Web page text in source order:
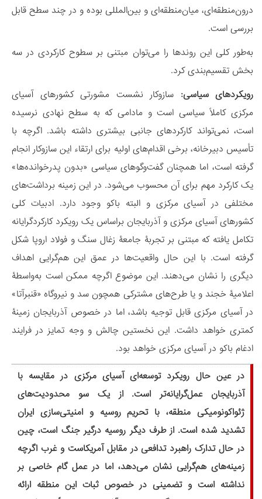
درون‌منطقه‌ای، میان‌منطقه‌ای و بین‌المللی بوده و در چند سطح قابل
بررسی است.
به‌طور کلی این روندها را می‌توان مبتنی بر سطوح کارکردی در سه
بخش تقسیم‌بندی کرد.
رویکردهای سیاسی: سازوکار نشست مشورتی کشورهای آسیای
مرکزی کاملاً سیاسی است و مادامی که به سطح نهادی نرسیده
است، نمی‌تواند کارکردهای جانبی بیشتری داشته باشد. اگرچه با
تأسیس دبیرخانه، برخی اقدام‌های اولیه برای ارتقاء این سازوکار انجام
گرفته است، اما همچنان گفت‌و‌گوهای سیاسی «بدون پدرخوانده‌ها»
یک کارکرد مهم برای آن محسوب می‌شود. در این زمینه برداشت‌های
مختلفی در آسیای مرکزی و البته باکو وجود دارد. ادبیات کلی
کشورهای آسیای مرکزی و آذربایجان براساس یک رویکرد کارکردگرایانه
تکامل ‌یافته که مبتنی بر تجربۀ جامعۀ زغال سنگ و فولاد اروپا شکل
گرفته است. با این حال واقعیت‌ها در عمق این هم‌گرایی اهداف
دیگری را نشان می‌دهند. این موضوع اگرچه ممکن است به‌واسطۀ
اعلامیۀ خجند و یا طرح‌های مشترکی همچون سد و نیروگاه «قنبرآتا»
در آسیای مرکزی قابل توجیه باشد، اما در خصوص آذربایجان زمینۀ
کمتری خواهد داشت. این نخستین چالش و وجه تمایز در فرایند
ادغام باکو در آسیای مرکزی خواهد بود.
در عین حال رویکرد توسعه‌ای آسیای مرکزی در مقایسه با
آذربایجان عمل‌گرایانه‌تر است. از یک سو محدودیت‌های
ژئواکونومیکی منطقه، با تحریم روسیه و امنیتی‌سازی ایران
تشدید شده است. از طرف دیگر روسیه درگیر جنگ است، چین
در حال تدارک راهبرد تدافعی در مقابل آمریکاست و غرب اگرچه
زمینه‌های هم‌گرایی نشان می‌دهد، اما در عمل گام خاصی بر
نداشته است و تضمینی در خصوص ثبات این منطقه ارائه